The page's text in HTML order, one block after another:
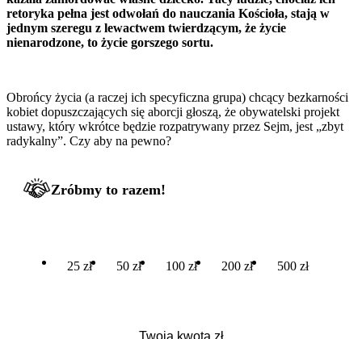
retoryka pełna jest odwołań do nauczania Kościoła, stają w
jednym szeregu z lewactwem twierdzącym, że życie
nienarodzone, to życie gorszego sortu.
Obrońcy życia (a raczej ich specyficzna grupa) chcący bezkarności
kobiet dopuszczających się aborcji głoszą, że obywatelski projekt
ustawy, który wkrótce będzie rozpatrywany przez Sejm, jest „zbyt
radykalny”. Czy aby na pewno?
Zróbmy to razem!
25 zł 50 zł 100 zł 200 zł 500 zł